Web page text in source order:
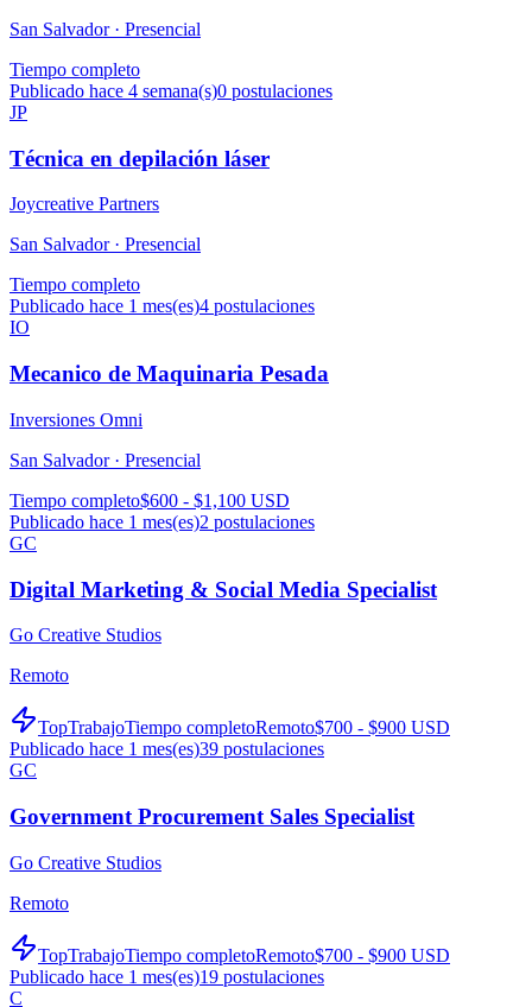
San Salvador · Presencial
Tiempo completo
Publicado hace 4 semana(s)0 postulaciones
JP
Técnica en depilación láser
Joycreative Partners
San Salvador · Presencial
Tiempo completo
Publicado hace 1 mes(es)4 postulaciones
IO
Mecanico de Maquinaria Pesada
Inversiones Omni
San Salvador · Presencial
Tiempo completo$600 - $1,100 USD
Publicado hace 1 mes(es)2 postulaciones
GC
Digital Marketing & Social Media Specialist
Go Creative Studios
Remoto
TopTrabajoTiempo completoRemoto$700 - $900 USD
Publicado hace 1 mes(es)39 postulaciones
GC
Government Procurement Sales Specialist
Go Creative Studios
Remoto
TopTrabajoTiempo completoRemoto$700 - $900 USD
Publicado hace 1 mes(es)19 postulaciones
C